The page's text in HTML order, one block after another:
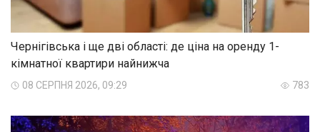
Чернігівська і ще дві області: де ціна на оренду 1-
кімнатної квартири найнижча
08 СЕРПНЯ 2026, 09:29 783